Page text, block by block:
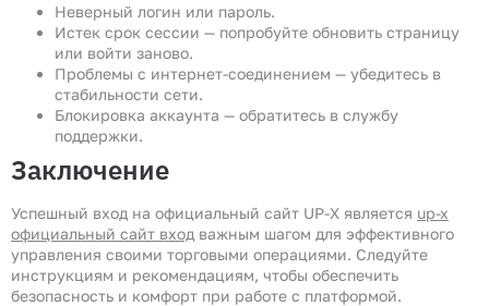
Неверный логин или пароль.
Истек срок сессии — попробуйте обновить страницу
или войти заново.
Проблемы с интернет-соединением — убедитесь в
стабильности сети.
Блокировка аккаунта — обратитесь в службу
поддержки.
Заключение
Успешный вход на официальный сайт UP-X является up-x
официальный сайт вход важным шагом для эффективного
управления своими торговыми операциями. Следуйте
инструкциям и рекомендациям, чтобы обеспечить
безопасность и комфорт при работе с платформой.